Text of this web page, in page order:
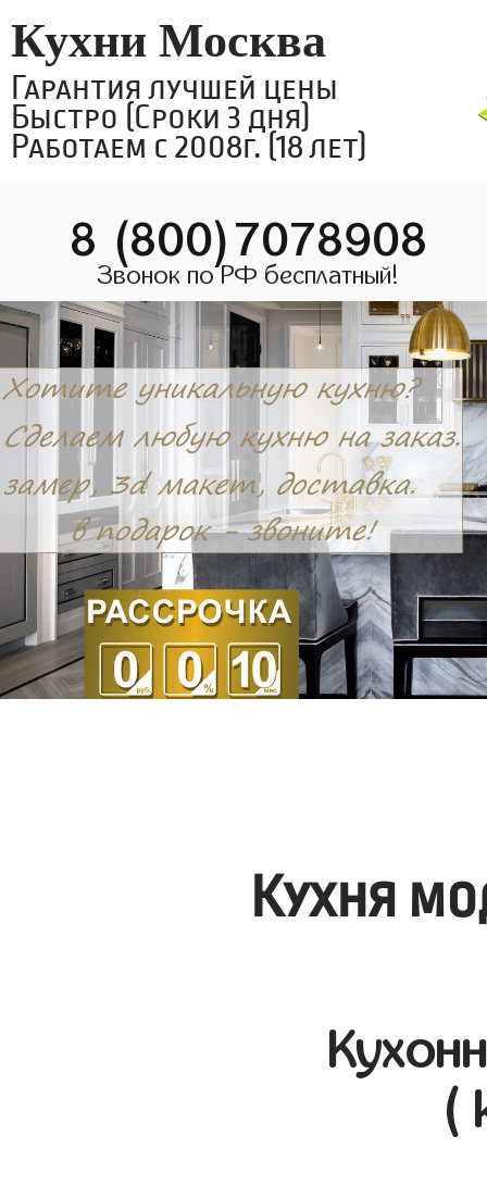
Кухни Москва
Гарантия лучшей цены
Быстро (Сроки 3 дня)
Работаем с 2008г. (18 лет)
8 (800)7078908
Звонок по РФ бесплатный!
Кухня
(